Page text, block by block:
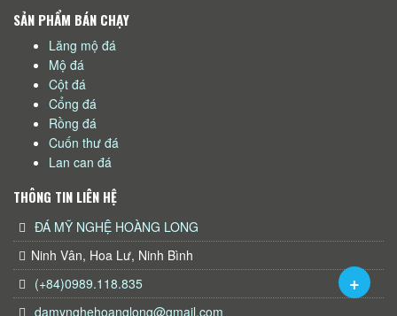
SẢN PHẨM BÁN CHẠY
Lăng mộ đá
Mộ đá
Cột đá
Cổng đá
Rồng đá
Cuốn thư đá
Lan can đá
THÔNG TIN LIÊN HỆ
ĐÁ MỸ NGHỆ HOÀNG LONG
Ninh Vân, Hoa Lư, Ninh Bình
(+84)0989.118.835
damynghehoanglong@gmail.com